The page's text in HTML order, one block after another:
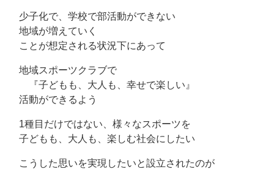
少子化で、学校で部活動ができない
地域が増えていく
ことが想定される状況下にあって
地域スポーツクラブで
『子どもも、大人も、幸せで楽しい』
活動ができるよう
1種目だけではない、様々なスポーツを
子どもも、大人も、楽しむ社会にしたい
こうした思いを実現したいと設立されたのが